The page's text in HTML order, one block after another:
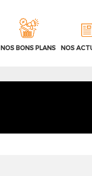
NOS BONS PLANS NOS